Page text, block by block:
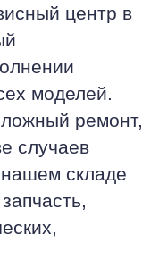
центр в
моделей.
ремонт,
случаев
складе